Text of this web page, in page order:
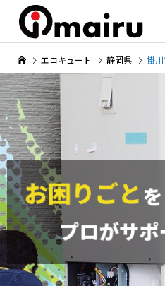
エコキュート 静岡県 掛